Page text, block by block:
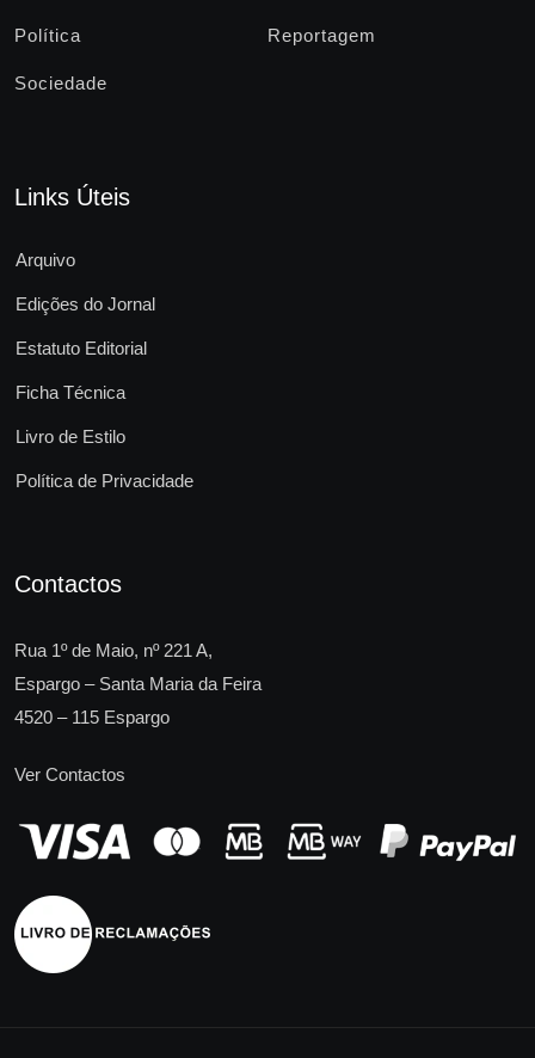
Política Reportagem
Sociedade
Links Úteis
Arquivo
Edições do Jornal
Estatuto Editorial
Ficha Técnica
Livro de Estilo
Política de Privacidade
Contactos
Rua 1º de Maio, nº 221 A,
Espargo – Santa Maria da Feira
4520 – 115 Espargo
Ver Contactos